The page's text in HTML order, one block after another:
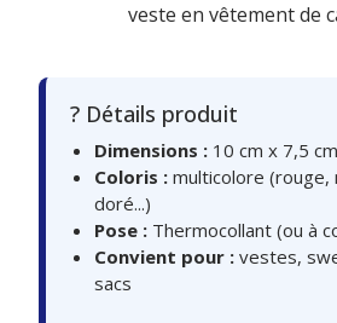
veste en vêtement de
? Détails produit
Dimensions : 10 cm x 7,5 cm
Coloris : multicolore (rouge,
doré...)
Pose : Thermocollant (ou à
Convient pour : vestes,
sacs